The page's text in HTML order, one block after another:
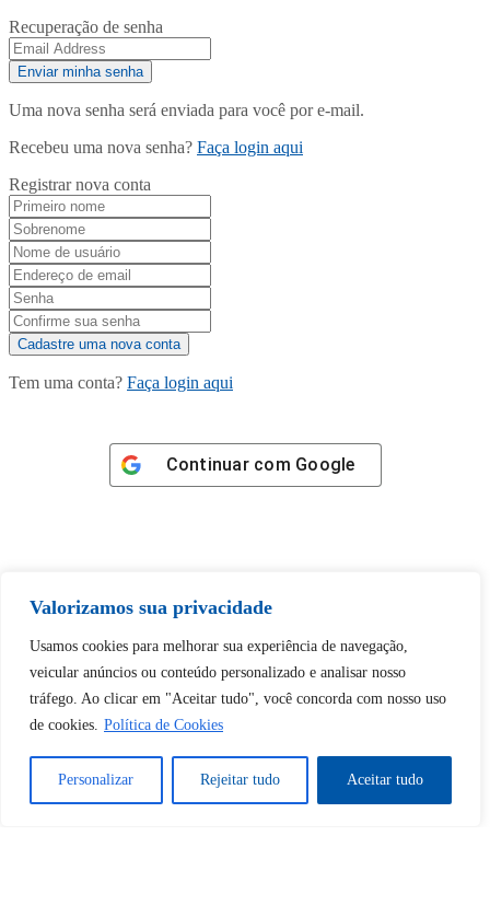
Valorizamos sua privacidade
Usamos cookies para melhorar sua experiência de navegação,
veicular anúncios ou conteúdo personalizado e analisar nosso
tráfego. Ao clicar em "Aceitar tudo", você concorda com nosso uso
de cookies. Política de Cookies
Personalizar Rejeitar tudo Aceitar tudo
Recuperação de senha
Uma nova senha será enviada para você por e-mail.
Recebeu uma nova senha? Faça login aqui
Registrar nova conta
Tem uma conta? Faça login aqui
Continuar com Google
Tem certeza de que deseja
desbloquear esta publicação?
Desbloquear esquerda : 0
Sim